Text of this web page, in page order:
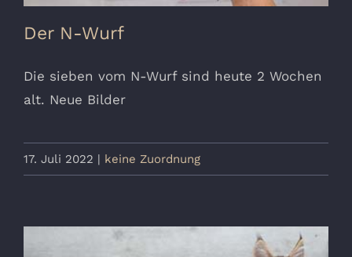
Der N-Wurf
Die sieben vom N-Wurf sind heute 2 Wochen
alt. Neue Bilder
17. Juli 2022 | keine Zuordnung